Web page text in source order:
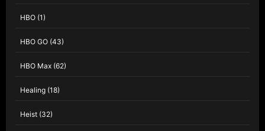
HBO (1)
HBO GO (43)
HBO Max (62)
Healing (18)
Heist (32)